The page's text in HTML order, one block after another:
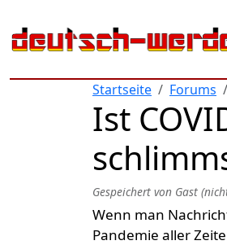
Startseite
Forums
Ist
Gespeichert von Gast
Wenn man
Pandemie aller